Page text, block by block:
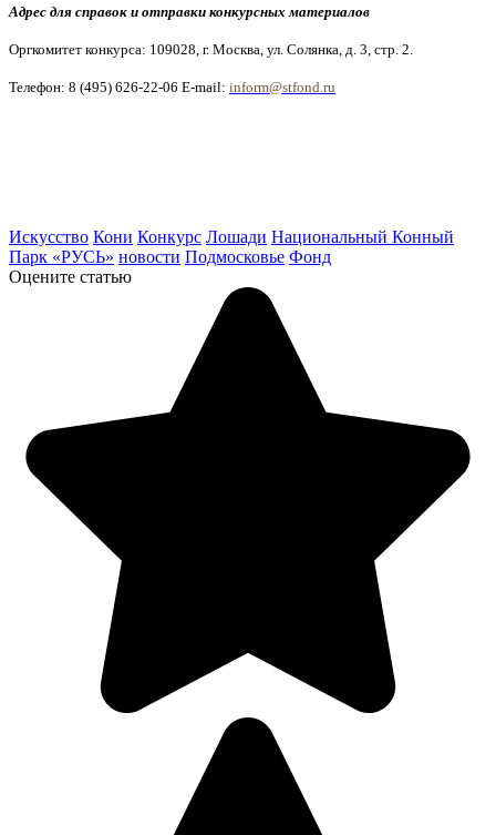
Адрес для справок и отправки конкурсных материалов
Оргкомитет конкурса: 109028, г. Москва, ул. Солянка, д. 3, стр. 2.
Телефон: 8 (495) 626-22-06 E-mail: inform@stfond.ru
Искусство Кони Конкурс Лошади Национальный Конный
Парк «РУСЬ» новости Подмосковье Фонд
Оцените статью